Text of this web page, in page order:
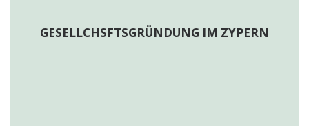
GESELLCHSFTSGRÜNDUNG IM ZYPERN